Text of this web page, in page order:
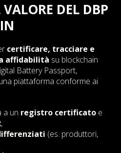
DEL DBP
certificare, tracciare e
affidabilità su blockchain
Battery Passport,
piattaforma conforme ai
a un registro certificato e
,
(es. produttori,